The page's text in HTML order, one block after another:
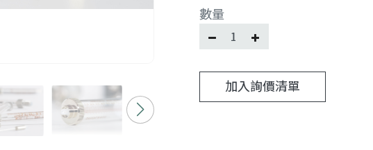
數量
加入詢價清單